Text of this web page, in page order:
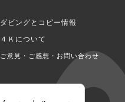
ダビングとコピー情報
４Ｋについて
ご意見・ご感想・お問い合わせ